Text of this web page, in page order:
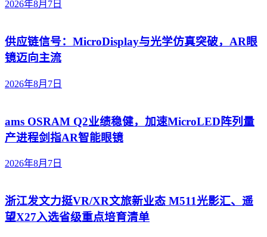
2026年8月7日
供应链信号：MicroDisplay与光学仿真突破，AR眼
镜迈向主流
2026年8月7日
ams OSRAM Q2业绩稳健，加速MicroLED阵列量
产进程剑指AR智能眼镜
2026年8月7日
浙江发文力挺VR/XR文旅新业态 M511光影汇、遥
望X27入选省级重点培育清单